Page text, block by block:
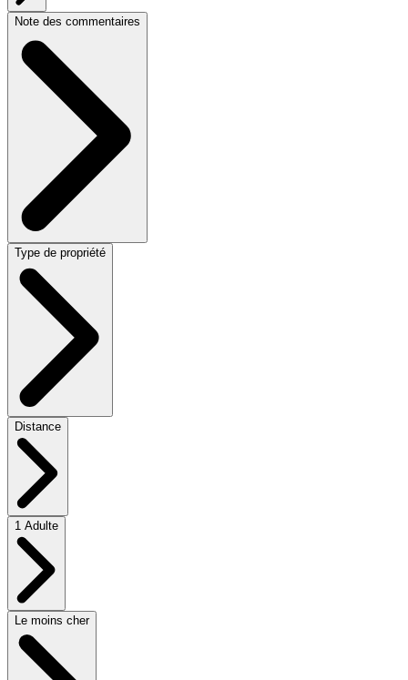
Note des commentaires
Type de propriété
Distance
1 Adulte
Le moins cher